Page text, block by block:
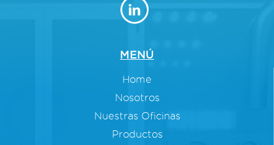
MENÚ
Home
Nosotros
Nuestras Oficinas
Productos